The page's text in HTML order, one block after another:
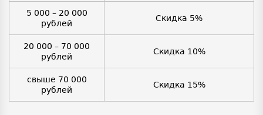
5 000 – 20 000
рублей
Скидка 5%
20 000 – 70 000
рублей
Скидка 10%
свыше 70 000
рублей
Скидка 15%